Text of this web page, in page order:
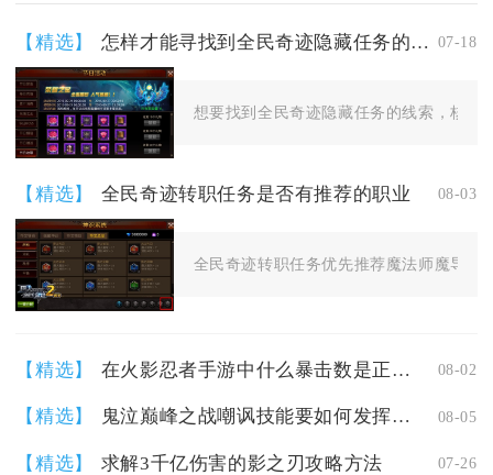
【精选】 怎样才能寻找到全民奇迹隐藏任务的线索 07-18
想要找到全民奇迹隐藏任务的线索，核心
【精选】 全民奇迹转职任务是否有推荐的职业 08-03
全民奇迹转职任务优先推荐魔法师魔导师
【精选】 在火影忍者手游中什么暴击数是正常的 08-02
【精选】 鬼泣巅峰之战嘲讽技能要如何发挥出最大效果 08-05
【精选】 求解3千亿伤害的影之刃攻略方法 07-26